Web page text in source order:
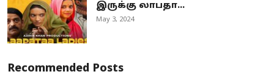
இருக்கு லாபதா...
May 3, 2024
Recommended Posts